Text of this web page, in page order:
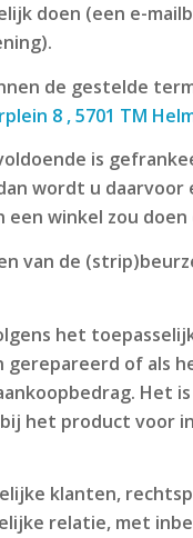
doen (een e-
de gestelde
8 , 5701 TM
is
wordt u
winkel zou
van de
het
gerepareerd of als
Het
het product voor
klanten,
relatie, met